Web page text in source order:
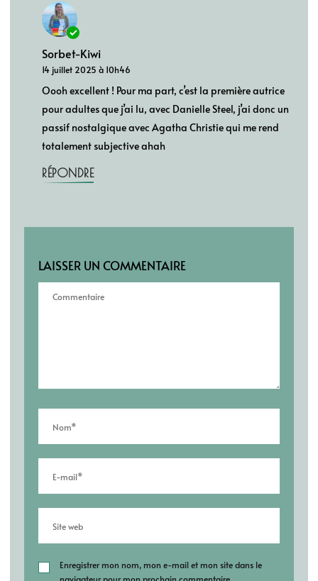
Sorbet-Kiwi
14 juillet 2025 à 10h46
Oooh excellent ! Pour ma part, c’est la première autrice
pour adultes que j’ai lu, avec Danielle Steel, j’ai donc un
passif nostalgique avec Agatha Christie qui me rend
totalement subjective ahah
RÉPONDRE
LAISSER UN COMMENTAIRE
Enregistrer mon nom, mon e-mail et mon site dans le